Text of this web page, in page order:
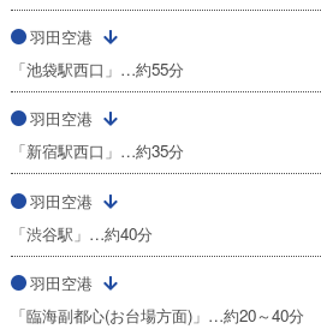
羽田空港
「池袋駅西口」…約55分
羽田空港
「新宿駅西口」…約35分
羽田空港
「渋谷駅」…約40分
羽田空港
「臨海副都心(お台場方面)」…約20～40分